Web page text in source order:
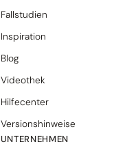
Fallstudien
Inspiration
Blog
Videothek
Hilfecenter
Versionshinweise
UNTERNEHMEN